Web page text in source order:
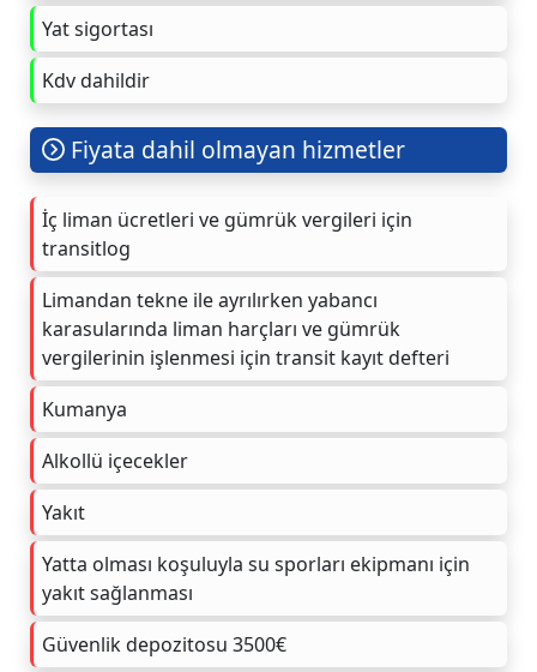
Yat sigortası
Kdv dahildir
Fiyata dahil olmayan hizmetler
İç liman ücretleri ve gümrük vergileri için
transitlog
Limandan tekne ile ayrılırken yabancı
karasularında liman harçları ve gümrük
vergilerinin işlenmesi için transit kayıt defteri
Kumanya
Alkollü içecekler
Yakıt
Yatta olması koşuluyla su sporları ekipmanı için
yakıt sağlanması
Güvenlik depozitosu 3500€